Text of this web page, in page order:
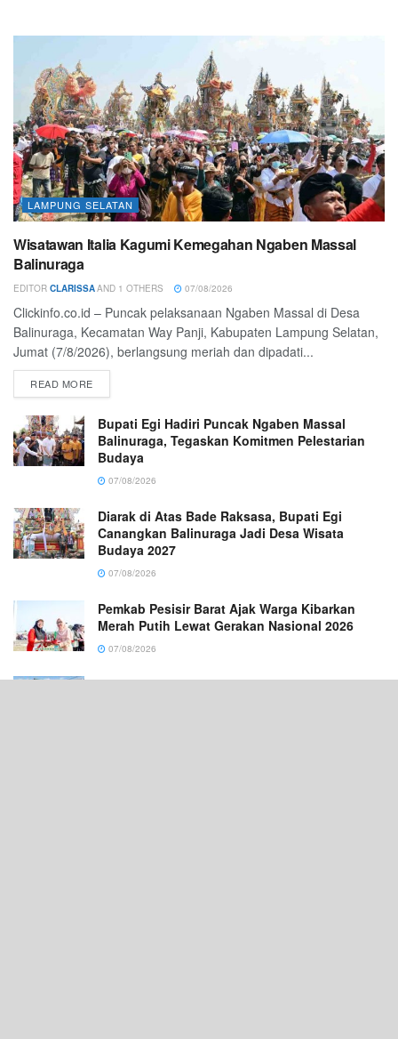
LAMPUNG SELATAN
Wisatawan Italia Kagumi Kemegahan Ngaben Massal
Balinuraga
EDITOR CLARISSAAND 1 OTHERS 07/08/2026
Clickinfo.co.id – Puncak pelaksanaan Ngaben Massal di Desa
Balinuraga, Kecamatan Way Panji, Kabupaten Lampung Selatan,
Jumat (7/8/2026), berlangsung meriah dan dipadati...
READ MORE
Bupati Egi Hadiri Puncak Ngaben Massal
Balinuraga, Tegaskan Komitmen Pelestarian
Budaya
07/08/2026
Diarak di Atas Bade Raksasa, Bupati Egi
Canangkan Balinuraga Jadi Desa Wisata
Budaya 2027
07/08/2026
Pemkab Pesisir Barat Ajak Warga Kibarkan
Merah Putih Lewat Gerakan Nasional 2026
07/08/2026
Jalan RA Basyid Segera Diperbaiki, Pemkab